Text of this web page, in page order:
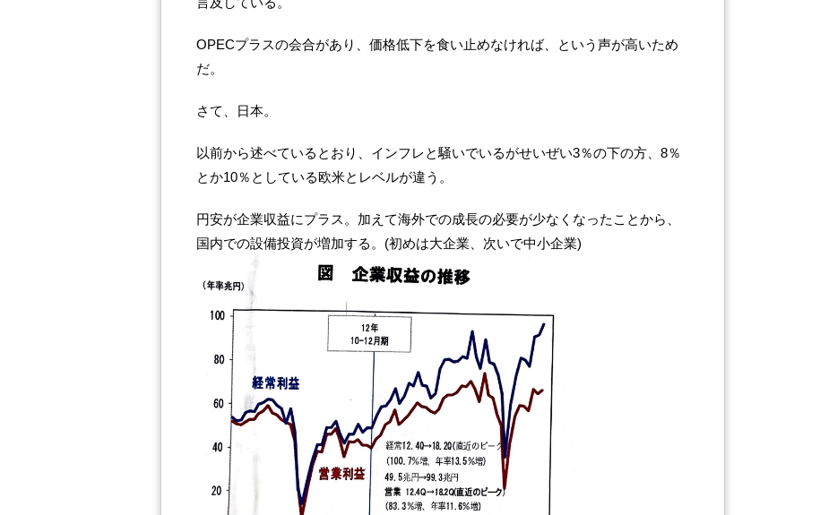
OPECプラスの会合があり、価格低下を食い止めなければ、という声が高いため
だ。
さて、日本。
以前から述べているとおり、インフレと騒いでいるがせいぜい3％の下の方、8％
とか10％としている欧米とレベルが違う。
円安が企業収益にプラス。加えて海外での成長の必要が少なくなったことから、
国内での設備投資が増加する。(初めは大企業、次いで中小企業)